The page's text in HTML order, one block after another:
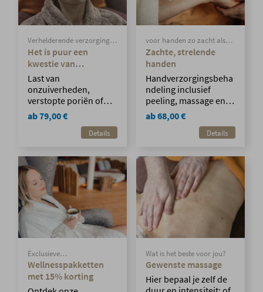
Verhelderende verzorging
voor een frisse, heldere
teint.
Het is puur een
kwestie van
huidverzorging - een
cosmetische
behandeling.
Last van
onzuiverheden,
verstopte poriën of
een doffe huid? "Pure
Skin" is de ideale
gezichtsbehandeling
reiniging en een
zichtbaar helderdere
teint – perfect voor
alle huidtypen die wel
wat extra frisheid
kunnen gebruiken.
ab 79,00 €
Details
voor handen zo zacht als
zijde
Zachte, strelende
handen
Handverzorgingsbeha
ndeling inclusief
peeling, massage en
warm crèmepakking.
ab 68,00 €
Details
Exclusieve
wellnesservaringen voor een
speciale prijs. Meer
ontspanning. Meer genieten.
Wellnesspakketten
met 15% korting
Wat is het beste voor jou?
Gewenste massage
Hier bepaal je zelf de